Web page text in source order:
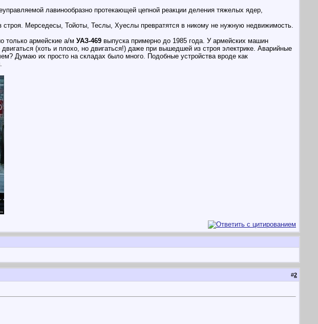
лавинообразно протекающей цепной реакции деления тяжелых ядер,
Мерседесы, Тойоты, Теслы, Хуеслы превратятся в никому не нужную недвижимость.
только армейские а/м УАЗ-469 выпуска примерно до 1985 года. У армейских машин
(хоть и плохо, но двигаться!) даже при вышедшей из строя электрике. Аварийные
Думаю их просто на складах было много. Подобные устройства вроде как
#2